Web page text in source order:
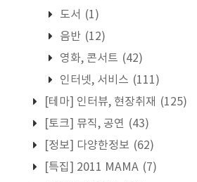
도서 (1)
음반 (12)
영화, 콘서트 (42)
인터넷, 서비스 (111)
[테마] 인터뷰, 현장취재 (125)
[토크] 뮤직, 공연 (43)
[정보] 다양한정보 (62)
[특집] 2011 MAMA (7)